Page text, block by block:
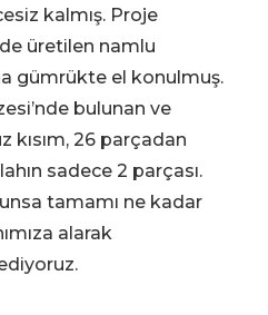
kalmış. Proje
üretilen namlu
gümrükte el konulmuş.
bulunan ve
kısım, 26 parçadan
sadece 2 parçası.
tamamı ne kadar
alarak